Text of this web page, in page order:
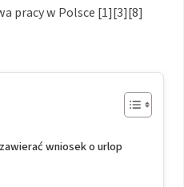
pracy w Polsce [1][3][8]
wniosek o urlop